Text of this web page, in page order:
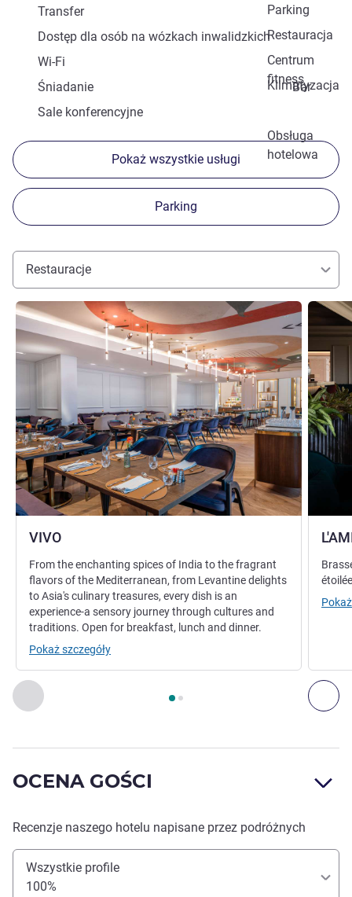
Parking
Transfer
Restauracja
Dostęp dla osób na wózkach inwalidzkich
Centrum
fitness
Wi-Fi
Klimatyzacja
Śniadanie
Bar
Sale konferencyjne
Obsługa
hotelowa
Pokaż wszystkie usługi
Parking
Restauracje
Poprzedni - Restauracja
Strona , Restauracja 1 : VIVO , Restauracja 2 : L'AMI
VIVO
Pokaż szczegóły
From the enchanting spices of India to the fragrant
flavors of the Mediterranean, from Levantine delights
to Asia's culinary treasures, every dish is an
experience-a sensory journey through cultures and
traditions. Open for breakfast, lunch and dinner.
Pokaż szczegóły
Pokaż
OCENA GOŚCI
Recenzje naszego hotelu napisane przez podróżnych
Wszystkie profile
100%